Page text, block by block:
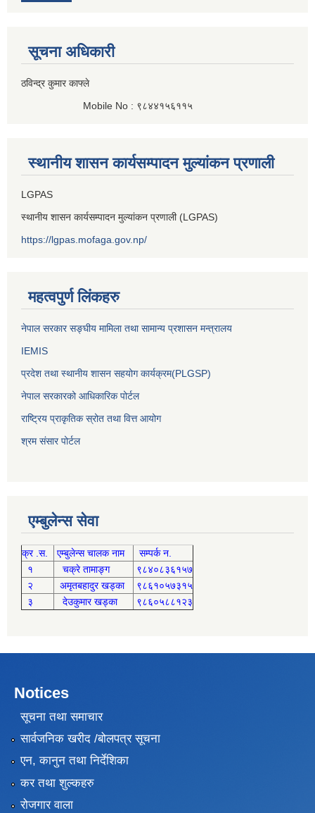
सूचना अधिकारी
ठविन्द्र कुमार काफ्ले
Mobile No : ९८४४१५६११५
स्थानीय शासन कार्यसम्पादन मुल्यांकन प्रणाली
LGPAS
स्थानीय शासन कार्यसम्पादन मुल्यांकन प्रणाली (LGPAS)
https://lgpas.mofaga.gov.np/
महत्वपुर्ण लिंकहरु
नेपाल सरकार सङ्घीय मामिला तथा सामान्य प्रशासन मन्त्रालय
IEMIS
प्रदेश तथा स्थानीय शासन सहयोग कार्यक्रम(PLGSP)
नेपाल सरकारको आधिकारिक पोर्टल
राष्ट्रिय प्राकृतिक स्रोत तथा वित्त आयोग
श्रम संसार पोर्टल
एम्बुलेन्स सेवा
क्र .स. एम्बुलेन्स चालक नाम
सम्पर्क न.
१
चक्रे तामाङ्ग
९८४०८३६१५७
२
अमृतबहादुर खड्का
९८६१०५७३१५
३
देउकुमार खड्का ९८६०५८८१२३
Notices
सूचना तथा समाचार
सार्वजनिक खरीद /बोलपत्र सूचना
एन, कानुन तथा निर्देशिका
कर तथा शुल्कहरु
रोजगार वाला